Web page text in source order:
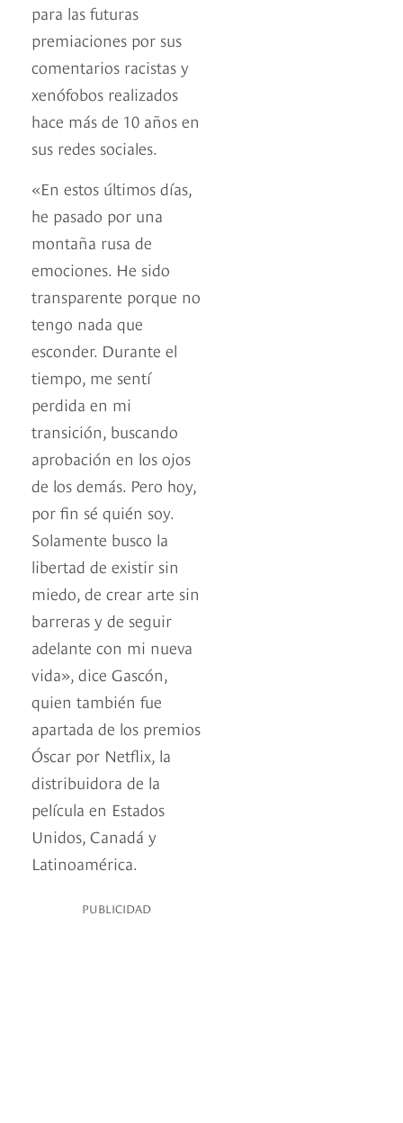
para las futuras
premiaciones por sus
comentarios racistas y
xenófobos realizados
hace más de 10 años en
sus redes sociales.
«En estos últimos días,
he pasado por una
montaña rusa de
emociones. He sido
transparente porque no
tengo nada que
esconder. Durante el
tiempo, me sentí
perdida en mi
transición, buscando
aprobación en los ojos
de los demás. Pero hoy,
por fin sé quién soy.
Solamente busco la
libertad de existir sin
miedo, de crear arte sin
barreras y de seguir
adelante con mi nueva
vida», dice Gascón,
quien también fue
apartada de los premios
Óscar por Netflix, la
distribuidora de la
película en Estados
Unidos, Canadá y
Latinoamérica.
PUBLICIDAD